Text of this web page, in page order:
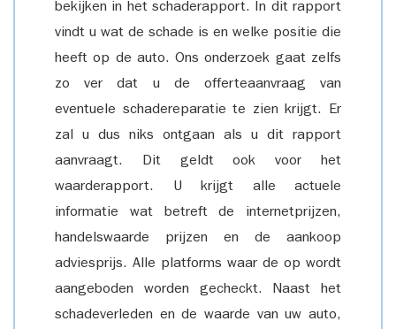
bekijken in het schaderapport. In dit rapport
vindt u wat de schade is en welke positie die
heeft op de auto. Ons onderzoek gaat zelfs
zo ver dat u de offerteaanvraag van
eventuele schadereparatie te zien krijgt. Er
zal u dus niks ontgaan als u dit rapport
aanvraagt. Dit geldt ook voor het
waarderapport. U krijgt alle actuele
informatie wat betreft de internetprijzen,
handelswaarde prijzen en de aankoop
adviesprijs. Alle platforms waar de op wordt
aangeboden worden gecheckt. Naast het
schadeverleden en de waarde van uw auto,